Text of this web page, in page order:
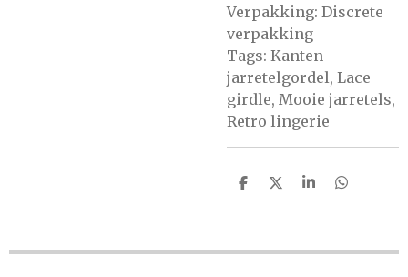
Verpakking: Discrete
verpakking
Tags: Kanten
jarretelgordel, Lace
girdle, Mooie jarretels,
Retro lingerie
D
N
D
S
E
D
N